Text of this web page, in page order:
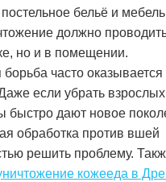
постельное бельё и
должно
но и в помещении.
часто оказывается
если убрать
быстро дают новое
обработка против вшей
решить проблему.
кожееда в